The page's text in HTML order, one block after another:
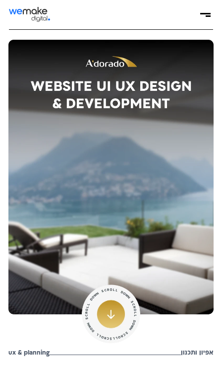
אפיון ותכנון ux & planning